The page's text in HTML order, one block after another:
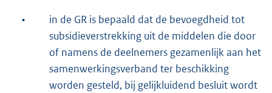
•
in de GR is bepaald dat de bevoegdheid tot
subsidieverstrekking uit de middelen die door
of namens de deelnemers gezamenlijk aan het
samenwerkingsverband ter beschikking
worden gesteld, bij gelijkluidend besluit wordt